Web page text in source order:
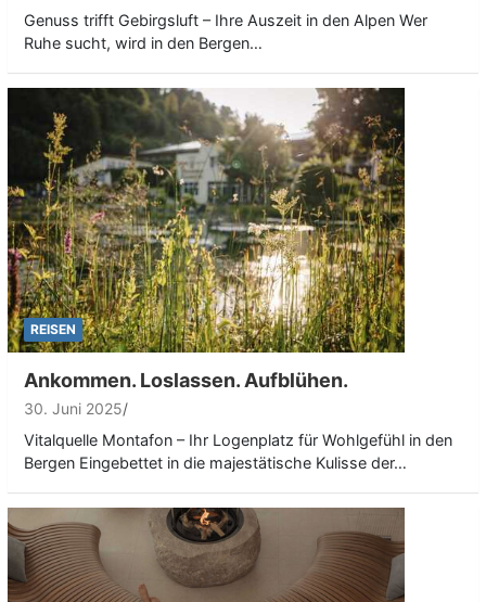
Genuss trifft Gebirgsluft – Ihre Auszeit in den Alpen Wer
Ruhe sucht, wird in den Bergen…
REISEN
Ankommen. Loslassen. Aufblühen.
30. Juni 2025
Vitalquelle Montafon – Ihr Logenplatz für Wohlgefühl in den
Bergen Eingebettet in die majestätische Kulisse der…